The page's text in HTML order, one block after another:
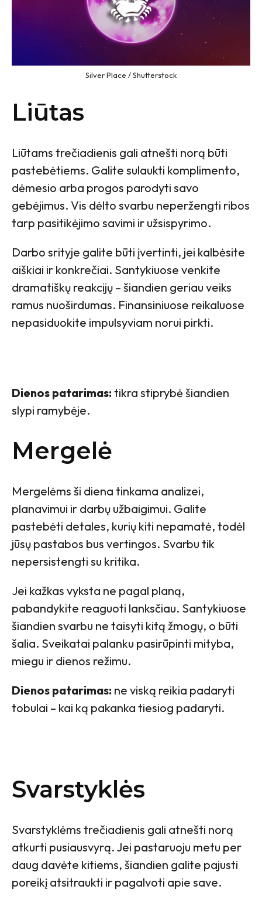
Silver Place / Shutterstock
Liūtas
Liūtams trečiadienis gali atnešti norą būti
pastebėtiems. Galite sulaukti komplimento,
dėmesio arba progos parodyti savo
gebėjimus. Vis dėlto svarbu neperžengti ribos
tarp pasitikėjimo savimi ir užsispyrimo.
Darbo srityje galite būti įvertinti, jei kalbėsite
aiškiai ir konkrečiai. Santykiuose venkite
dramatiškų reakcijų – šiandien geriau veiks
ramus nuoširdumas. Finansiniuose reikaluose
nepasiduokite impulsyviam norui pirkti.
Dienos patarimas: tikra stiprybė šiandien
slypi ramybėje.
Mergelė
Mergelėms ši diena tinkama analizei,
planavimui ir darbų užbaigimui. Galite
pastebėti detales, kurių kiti nepamatė, todėl
jūsų pastabos bus vertingos. Svarbu tik
nepersistengti su kritika.
Jei kažkas vyksta ne pagal planą,
pabandykite reaguoti lanksčiau. Santykiuose
šiandien svarbu ne taisyti kitą žmogų, o būti
šalia. Sveikatai palanku pasirūpinti mityba,
miegu ir dienos režimu.
Dienos patarimas: ne viską reikia padaryti
tobulai – kai ką pakanka tiesiog padaryti.
Svarstyklės
Svarstyklėms trečiadienis gali atnešti norą
atkurti pusiausvyrą. Jei pastaruoju metu per
daug davėte kitiems, šiandien galite pajusti
poreikį atsitraukti ir pagalvoti apie save.